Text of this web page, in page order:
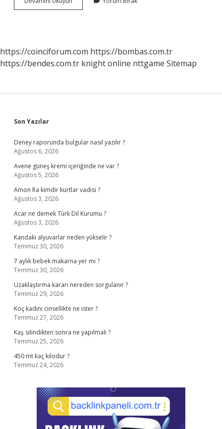
Ne
https://coinciforum.com https://bombas.com.tr
https://bendes.com.tr knight online nttgame Sitemap
Sidebar
Son Yazılar
Deney raporunda bulgular nasıl yazılır ?
Ağustos 6, 2026
Avene güneş kremi içeriğinde ne var ?
Ağustos 5, 2026
Amon Ra kimdir kurtlar vadisi ?
Ağustos 3, 2026
Acar ne demek Türk Dil Kurumu ?
Ağustos 3, 2026
Kandaki alyuvarlar neden yükselir ?
Temmuz 30, 2026
7 aylık bebek makarna yer mi ?
Temmuz 30, 2026
Uzaklaştırma kararı nereden sorgulanır ?
Temmuz 29, 2026
Koç kadını cinsellikte ne ister ?
Temmuz 27, 2026
Kaş silindikten sonra ne yapılmalı ?
Temmuz 25, 2026
450 mt kaç kilodur ?
Temmuz 24, 2026